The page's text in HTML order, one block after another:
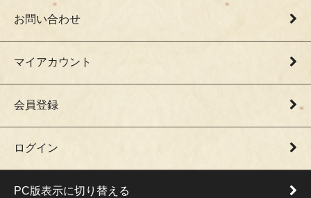
お問い合わせ
マイアカウント
会員登録
ログイン
PC版表示に切り替える